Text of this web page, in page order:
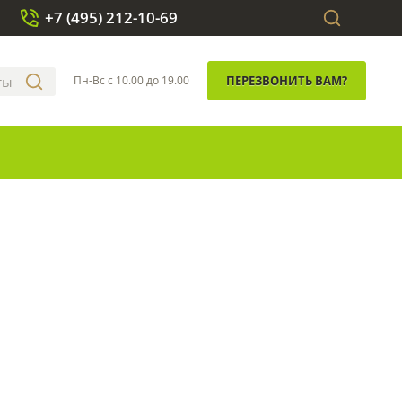
+7 (495) 212-10-69
Пн-Вс с 10.00 до 19.00 ПЕРЕЗВОНИТЬ ВАМ?